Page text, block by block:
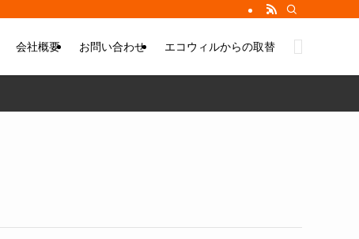
会社概要 お問い合わせ エコウィルからの取替